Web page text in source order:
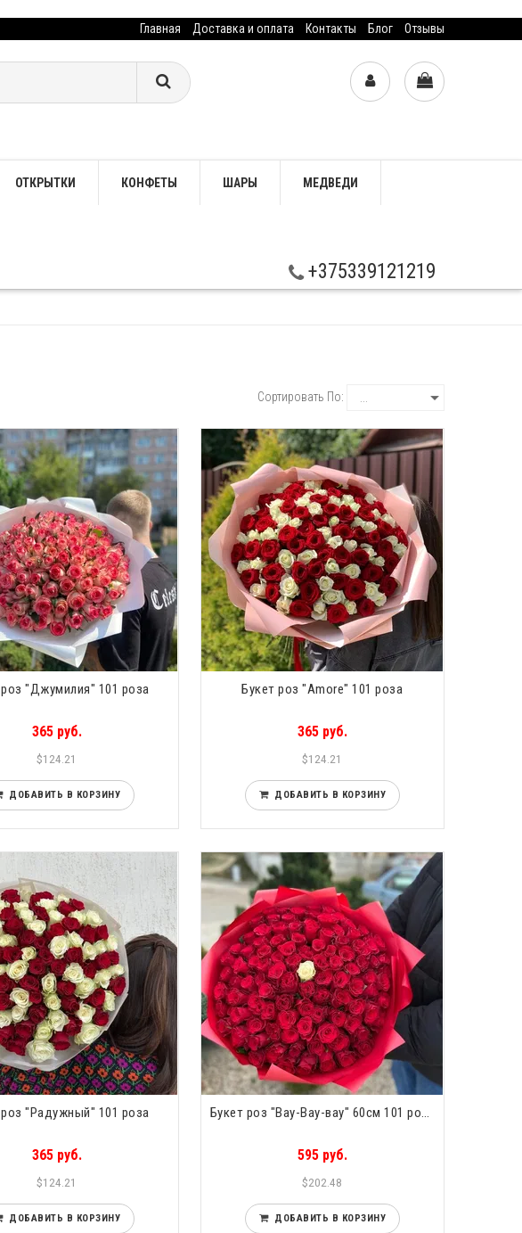
Главная Доставка и оплата Контакты Блог Отзывы
ОТКРЫТКИ КОНФЕТЫ ШАРЫ МЕДВЕДИ
+375339121219
Сортировать По:
"Джумилия" 101 роза
365 руб.
$124.21
ДОБАВИТЬ В КОРЗИНУ
Букет роз "Amore" 101 роза
365 руб.
$124.21
ДОБАВИТЬ В КОРЗИНУ
"Радужный" 101 роза
365 руб.
$124.21
ДОБАВИТЬ В КОРЗИНУ
595 руб.
$202.48
ДОБАВИТЬ В КОРЗИНУ